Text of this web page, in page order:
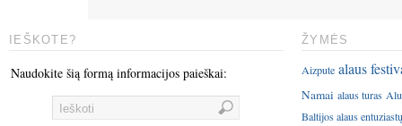
IEŠKOTE?
Naudokite šią formą informacijos paieškai:
ŽYMĖS
Aizpute alaus
Namai alaus turas
Baltijos alaus